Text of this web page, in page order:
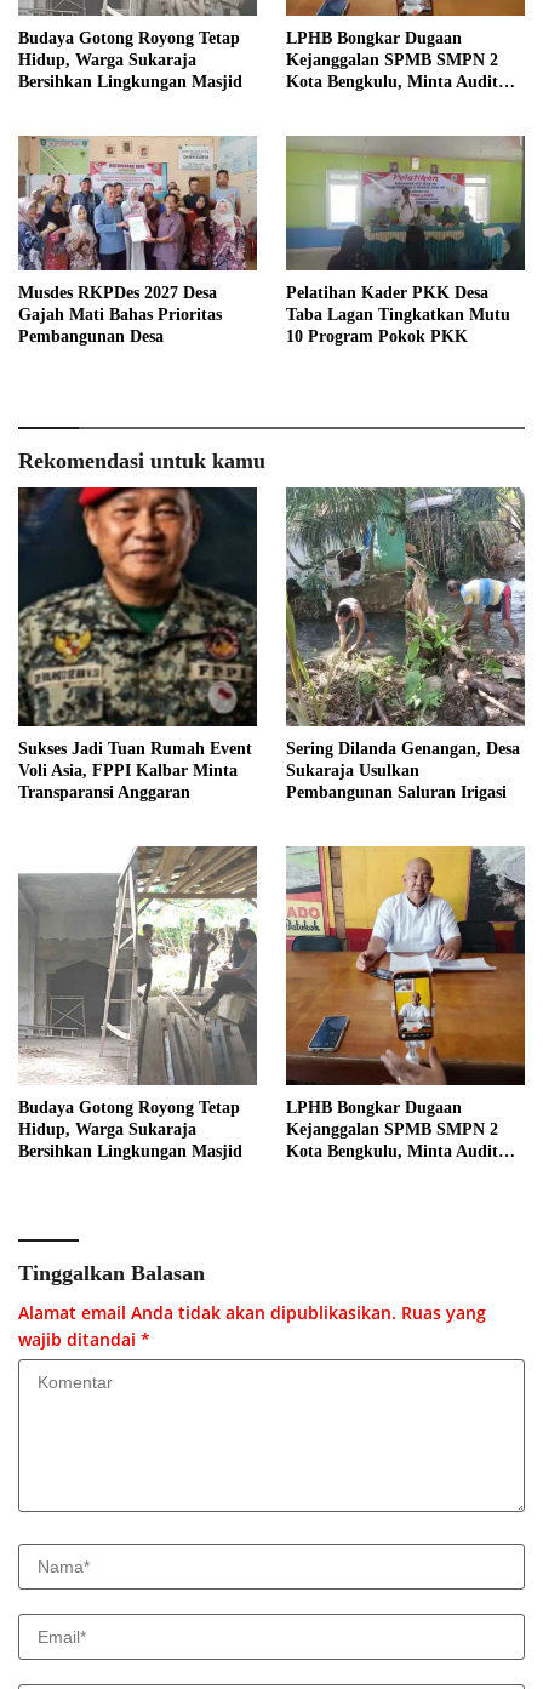
Budaya Gotong Royong Tetap
Hidup, Warga Sukaraja
Bersihkan Lingkungan Masjid
LPHB Bongkar Dugaan
Kejanggalan SPMB SMPN 2
Kota Bengkulu, Minta Audit
Musdes RKPDes 2027 Desa
Gajah Mati Bahas Prioritas
Pembangunan Desa
Pelatihan Kader PKK Desa
Taba Lagan Tingkatkan Mutu
10 Program Pokok PKK
Rekomendasi untuk kamu
Sukses Jadi Tuan Rumah Event
Voli Asia, FPPI Kalbar Minta
Transparansi Anggaran
Sering Dilanda Genangan, Desa
Sukaraja Usulkan
Pembangunan Saluran Irigasi
Budaya Gotong Royong Tetap
Hidup, Warga Sukaraja
Bersihkan Lingkungan Masjid
LPHB Bongkar Dugaan
Kejanggalan SPMB SMPN 2
Kota Bengkulu, Minta Audit
Tinggalkan Balasan
Alamat email Anda tidak akan dipublikasikan. Ruas yang
wajib ditandai *